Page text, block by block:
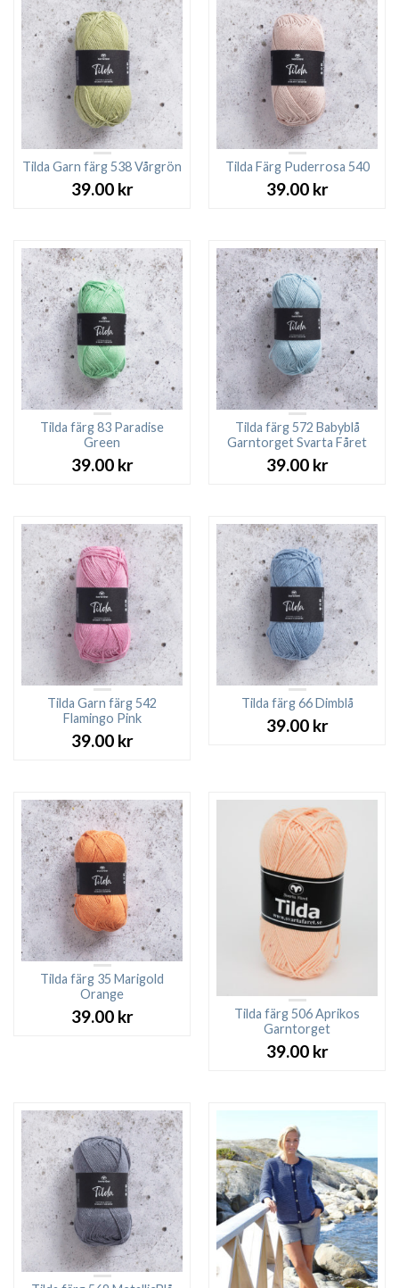
Tilda Garn färg 538 Vårgrön
39.00 kr
Tilda Färg Puderrosa 540
39.00 kr
Tilda färg 83 Paradise
Green
39.00 kr
Tilda färg 572 Babyblå
Garntorget Svarta Fåret
39.00 kr
Tilda Garn färg 542
Flamingo Pink
39.00 kr
Tilda färg 66 Dimblå
39.00 kr
Tilda färg 35 Marigold
Orange
39.00 kr
Tilda färg 506 Aprikos
Garntorget
39.00 kr